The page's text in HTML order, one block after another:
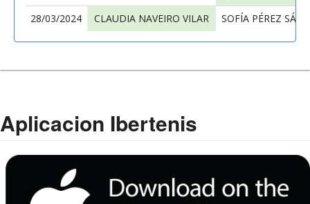
28/03/2024
CLAUDIA NAVEIRO VILAR SOFÍA PÉREZ
Aplicacion Ibertenis